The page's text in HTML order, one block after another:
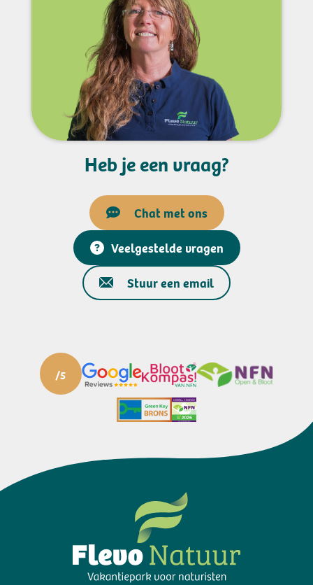
Heb je een vraag?
Chat met ons
Veelgestelde vragen
Stuur een email